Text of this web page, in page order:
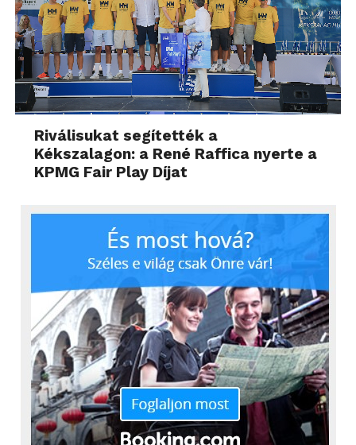
Riválisukat segítették a
Kékszalagon: a René Raffica nyerte a
KPMG Fair Play Díjat